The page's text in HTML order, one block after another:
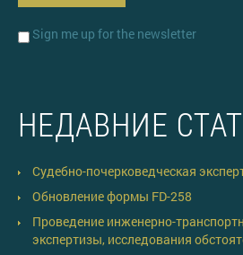
Sign me up for the newsletter
НЕДАВНИЕ
Судебно-почерковедческая
Обновление формы FD-258
Проведение инженерно-
экспертизы, исследования